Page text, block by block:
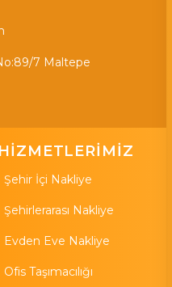
7 Maltepe
HİZMETLERİMİZ
Şehir İçi Nakliye
Şehirlerarası Nakliye
Evden Eve Nakliye
Ofis Taşımacılığı